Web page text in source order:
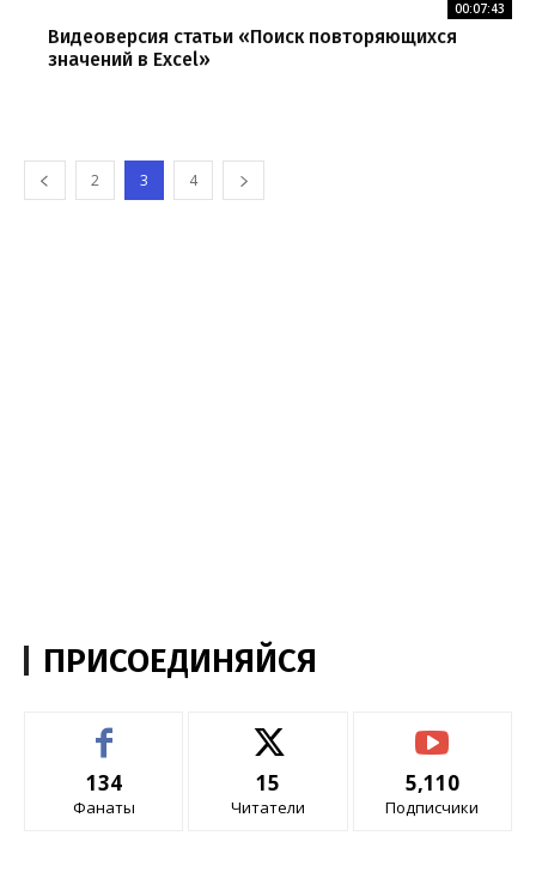
00:07:43
Видеоверсия статьи «Поиск повторяющихся
значений в Excel»
2 3 4
ПРИСОЕДИНЯЙСЯ
134
Фанаты
15
Читатели
5,110
Подписчики